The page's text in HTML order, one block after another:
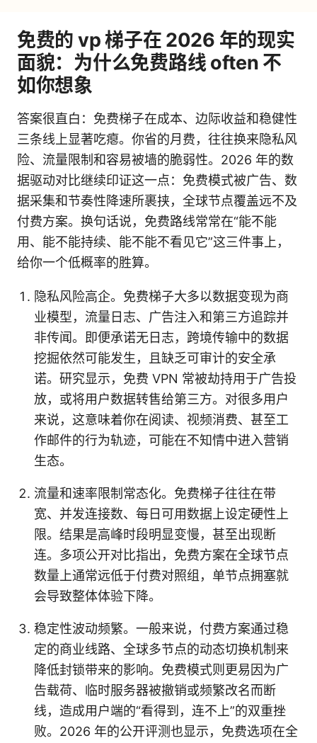
免费的 vp 梯子在 2026 年的现实
面貌：为什么免费路线 often 不
如你想象
答案很直白：免费梯子在成本、边际收益和稳健性
三条线上显著吃瘪。你省的月费，往往换来隐私风
险、流量限制和容易被墙的脆弱性。2026 年的数
据驱动对比继续印证这一点：免费模式被广告、数
据采集和节奏性降速所裹挟，全球节点覆盖远不及
付费方案。换句话说，免费路线常常在“能不能
用、能不能持续、能不能不看见它”这三件事上，
给你一个低概率的胜算。
隐私风险高企。免费梯子大多以数据变现为商
业模型，流量日志、广告注入和第三方追踪并
非传闻。即便承诺无日志，跨境传输中的数据
挖掘依然可能发生，且缺乏可审计的安全承
诺。研究显示，免费 VPN 常被劫持用于广告投
放，或将用户数据转售给第三方。对很多用户
来说，这意味着你在阅读、视频消费、甚至工
作邮件的行为轨迹，可能在不知情中进入营销
生态。
流量和速率限制常态化。免费梯子往往在带
宽、并发连接数、每日可用数据上设定硬性上
限。结果是高峰时段明显变慢，甚至出现断
连。多项公开对比指出，免费方案在全球节点
数量上通常远低于付费对照组，单节点拥塞就
会导致整体体验下降。
稳定性波动频繁。一般来说，付费方案通过稳
定的商业线路、全球多节点的动态切换机制来
降低封锁带来的影响。免费模式则更易因为广
告载荷、临时服务器被撤销或频繁改名而断
线，造成用户端的“看得到，连不上”的双重挫
败。2026 年的公开评测也显示，免费选项在全